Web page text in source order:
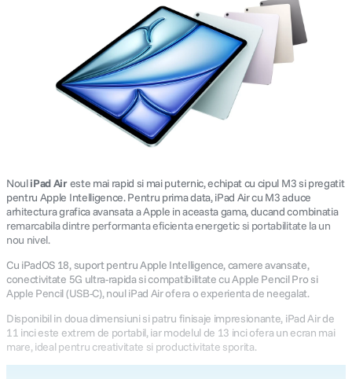
NouliPad Aireste mai rapid si mai puternic, echipat cu cipul M3 si pregatit
pentru Apple Intelligence. Pentru prima data, iPad Air cu M3 aduce
arhitectura grafica avansata a Apple in aceasta gama, ducand combinatia
remarcabila dintre performanta eficienta energetic si portabilitate la un
nou nivel.
Cu iPadOS 18, suport pentru Apple Intelligence, camere avansate,
conectivitate 5G ultra-rapida si compatibilitate cu Apple Pencil Pro si
Apple Pencil (USB-C), noul iPad Air ofera o experienta de neegalat.
Disponibil in doua dimensiuni si patru finisaje impresionante, iPad Air de
11 inci este extrem de portabil, iar modelul de 13 inci ofera un ecran mai
mare, ideal pentru creativitate si productivitate sporita.